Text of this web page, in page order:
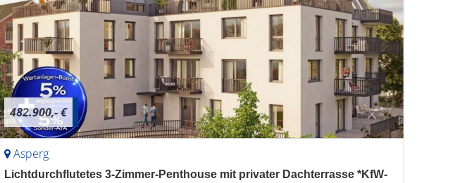
482.900,- €
Asperg
Lichtdurchflutetes 3-Zimmer-Penthouse mit privater Dachterrasse *KfW-